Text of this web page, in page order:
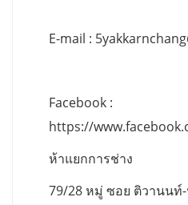
E-mail :
Facebook :
https://
ห้าแยกการช่าง
79/28 หมู่ ซอย ติวานนท์